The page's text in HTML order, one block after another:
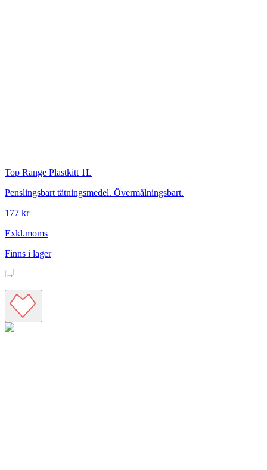
Top Range Plastkitt 1L
Penslingsbart tätningsmedel. Övermålningsbart.
177 kr
Exkl.moms
Finns i lager